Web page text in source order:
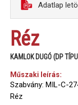
Adatlap
Réz
KAMLOK DUGÓ (DP
Műszaki leírás:
Szabvány: MIL-C-
Réz